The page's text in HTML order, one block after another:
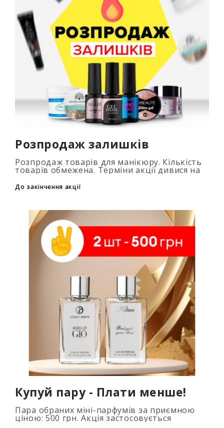
Розпродаж залишків
Розпродаж товарів для манікюру. Кількість
товарів обмежена. Терміни акції дивися на
таймері...
До закінчення акції
Купуй пару - Плати менше!
Пара обраних міні-парфумів за приємною
ціною: 500 грн. Акція застосовується